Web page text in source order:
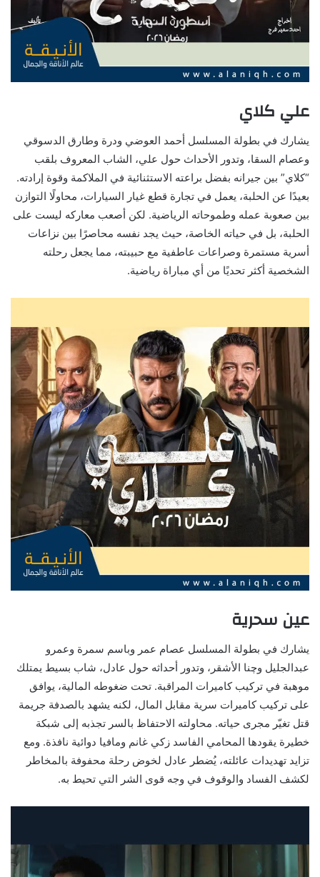
علي كلاي
يشارك في بطولة المسلسل أحمد العوضي ودرة وطارق الدسوقي
وعصام السقا، وتدور الأحداث حول علي، الشاب المعروف بلقب
“كلاي” بين جيرانه بفضل براعته الاستثنائية في الملاكمة وقوة إرادته.
بعيدًا عن الحلبة، يعمل في تجارة قطع غيار السيارات، محاولًا التوازن
بين صعوبة عمله وطموحاته الرياضية. لكن أصعب معاركه ليست على
الحلبة، بل في حياته الخاصة، حيث يجد نفسه محاصرًا بين نزاعات
أسرية مستمرة وصراعات عاطفية مع حبيبته، مما يجعل رحلته
الشخصية أكثر تحديًا من أي مباراة رياضية.
عين سحرية
يشارك في بطولة المسلسل عصام عمر وباسم سمرة وعمرو
عبدالجليل وچنا الأشقر، وتدور أحداثه حول عادل، شاب بسيط يمتلك
موهبة في تركيب كاميرات المراقبة. تحت ضغوطه المالية، يوافق
على تركيب كاميرات سرية مقابل المال، لكنه يشهد بالصدفة جريمة
قتل تغيّر مجرى حياته. محاولته الاحتفاظ بالسر تجذبه إلى شبكة
خطيرة يقودها المحامي الفاسد زكي غانم ومافيا دوائية نافذة. ومع
تزايد تهديدات عائلته، يُضطر عادل لخوض رحلة محفوفة بالمخاطر
لكشف الفساد والوقوف في وجه قوى الشر التي تحيط به.